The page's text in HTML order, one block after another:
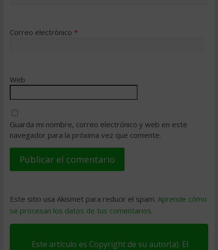
Correo electrónico *
Web
Guarda mi nombre, correo electrónico y web en este
navegador para la próxima vez que comente.
Este sitio usa Akismet para reducir el spam. Aprende cómo
se procesan los datos de tus comentarios.
Este artículo es Copyright de su autor(a). El